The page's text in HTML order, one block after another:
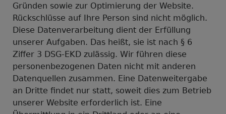
Gründen sowie zur Optimierung der Website.
Rückschlüsse auf Ihre Person sind nicht möglich.
Diese Datenverarbeitung dient der Erfüllung
unserer Aufgaben. Das heißt, sie ist nach § 6
Ziffer 3 DSG-EKD zulässig. Wir führen diese
personenbezogenen Daten nicht mit anderen
Datenquellen zusammen. Eine Datenweitergabe
an Dritte findet nur statt, soweit dies zum Betrieb
unserer Website erforderlich ist. Eine